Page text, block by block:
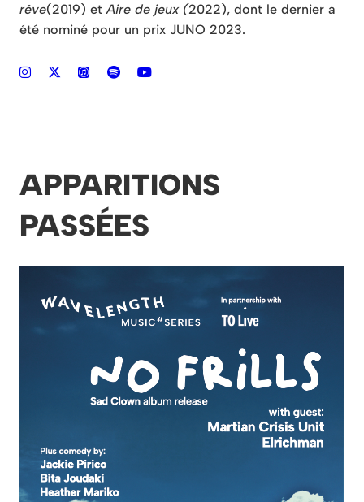
rêve(2019) et Aire de jeux (2022), dont le dernier a
été nominé pour un prix JUNO 2023.
APPARITIONS
PASSÉES